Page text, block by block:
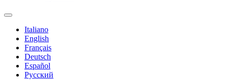
Italiano
English
Français
Deutsch
Español
Pусский